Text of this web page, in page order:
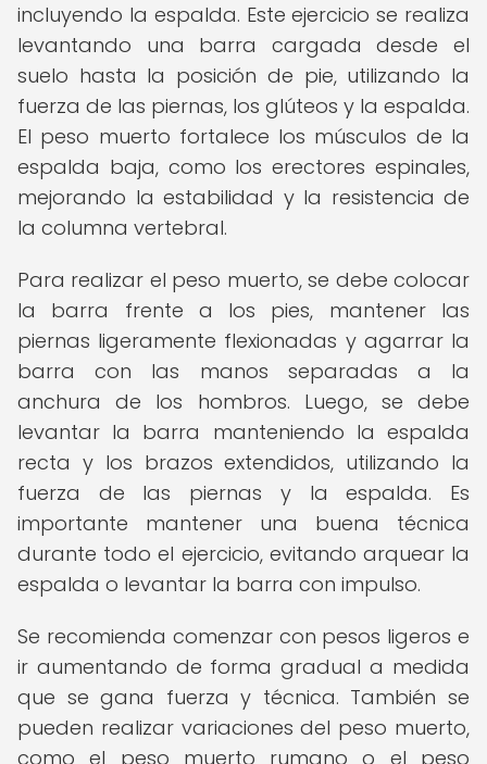
incluyendo la espalda. Este ejercicio se realiza
levantando una barra cargada desde el
suelo hasta la posición de pie, utilizando la
fuerza de las piernas, los glúteos y la espalda.
El peso muerto fortalece los músculos de la
espalda baja, como los erectores espinales,
mejorando la estabilidad y la resistencia de
la columna vertebral.
Para realizar el peso muerto, se debe colocar
la barra frente a los pies, mantener las
piernas ligeramente flexionadas y agarrar la
barra con las manos separadas a la
anchura de los hombros. Luego, se debe
levantar la barra manteniendo la espalda
recta y los brazos extendidos, utilizando la
fuerza de las piernas y la espalda. Es
importante mantener una buena técnica
durante todo el ejercicio, evitando arquear la
espalda o levantar la barra con impulso.
Se recomienda comenzar con pesos ligeros e
ir aumentando de forma gradual a medida
que se gana fuerza y técnica. También se
pueden realizar variaciones del peso muerto,
como el peso muerto rumano o el peso